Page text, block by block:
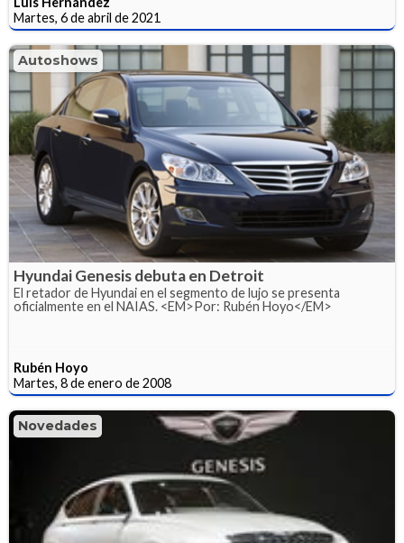
Martes, 6 de abril de 2021
Autoshows
Hyundai Genesis debuta en Detroit
El retador de Hyundai en el segmento de lujo se presenta
oficialmente en el NAIAS. <EM>Por: Rubén Hoyo</EM>
Rubén Hoyo
Martes, 8 de enero de 2008
Novedades